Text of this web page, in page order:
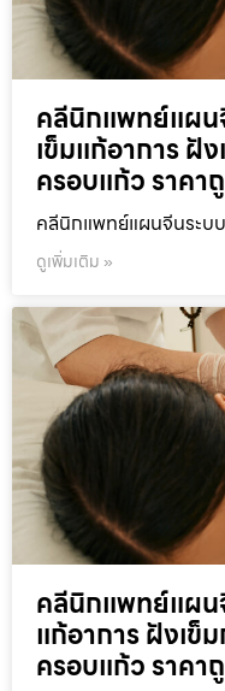
คลีนิกแพทย์แผน
เข็มแก้อาการ ฝั
ครอบแก้ว ราคา
คลีนิกแพทย์แผนจีนระบ
ดูเพิ่มเติม »
คลีนิกแพทย์แผน
แก้อาการ ฝังเข็
ครอบแก้ว ราคา